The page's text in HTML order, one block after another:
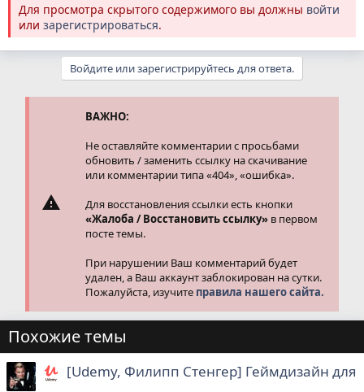
Для просмотра скрытого содержимого вы должны войти
или зарегистрироваться.
Войдите или зарегистрируйтесь для ответа.
ВАЖНО:
Не оставляйте комментарии с просьбами
обновить / заменить ссылку на скачивание
или комментарии типа «404», «ошибка».
Для восстановления ссылки есть кнопки
«Жалоба / Восстановить ссылку» в первом
посте темы.
При нарушении Ваш комментарий будет
удален, а Ваш аккаунт заблокирован на сутки.
Пожалуйста, изучите правила нашего сайта.
Похожие темы
[Udemy, Филипп Стенгер] Геймдизайн для